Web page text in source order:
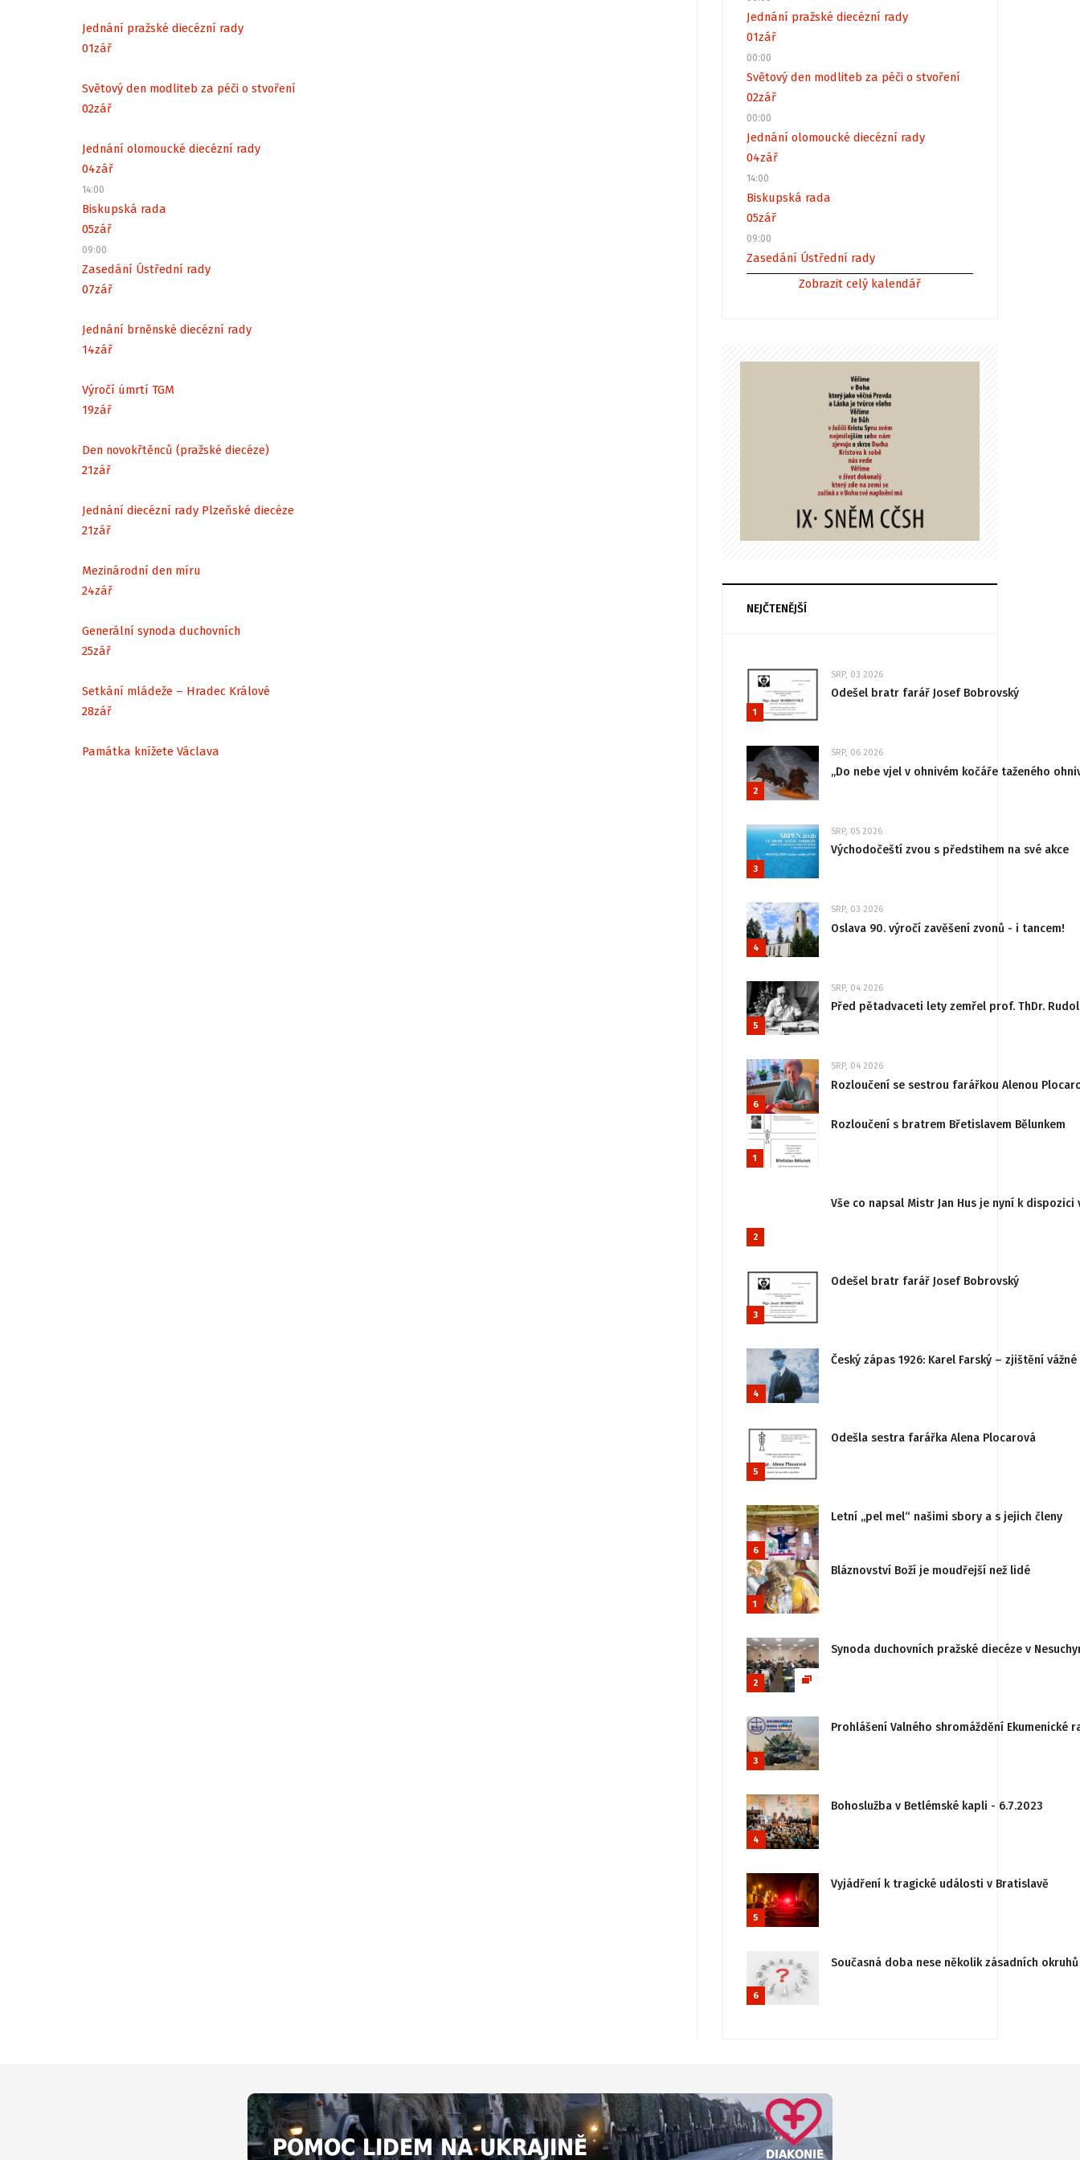
Jednání pražské diecézní rady
01zář
Světový den modliteb za péči o stvoření
02zář
Jednání olomoucké diecézní rady
04zář
14:00
Biskupská rada
05zář
09:00
Zasedání Ústřední rady
07zář
Jednání brněnské diecézní rady
14zář
Výročí úmrtí TGM
19zář
Den novokřtěnců (pražské diecéze)
21zář
Jednání diecézní rady Plzeňské diecéze
21zář
Mezinárodní den míru
24zář
Generální synoda duchovních
25zář
Setkání mládeže – Hradec Králové
28zář
Památka knížete Václava
Jednání pražské diecézní rady
01zář
00:00
Světový den modliteb za péči o stvoření
02zář
00:00
Jednání olomoucké diecézní rady
04zář
14:00
Biskupská rada
05zář
09:00
Zasedání Ústřední rady
Zobrazit celý kalendář
NEJČTENĚJŠÍ
1
SRP, 03 2026
Odešel bratr farář Josef Bobrovský
2
SRP, 06 2026
„Do nebe vjel v ohnivém kočáře taženého
3
SRP, 05 2026
Východočeští zvou s předstihem na své akce
4
SRP, 03 2026
Oslava 90. výročí zavěšení zvonů - i tancem!
5
SRP, 04 2026
Před pětadvaceti lety zemřel prof. ThDr.
6
SRP, 04 2026
Rozloučení se sestrou farářkou Alenou
1
Rozloučení s bratrem Břetislavem Bělunkem
2
Vše co napsal Mistr Jan Hus je nyní k
3
Odešel bratr farář Josef Bobrovský
4
Český zápas 1926: Karel Farský – zjištění
5
Odešla sestra farářka Alena Plocarová
6
Letní „pel mel“ našimi sbory a s jejich členy
1
Bláznovství Boží je moudřejší než lidé
2
Synoda duchovních pražské diecéze v
3
Prohlášení Valného shromáždění
4
Bohoslužba v Betlémské kapli - 6.7.2023
5
Vyjádření k tragické události v Bratislavě
6
Současná doba nese několik zásadních